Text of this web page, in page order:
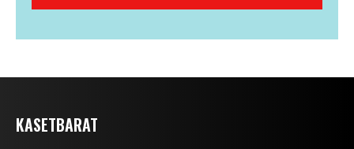
KASETBARAT